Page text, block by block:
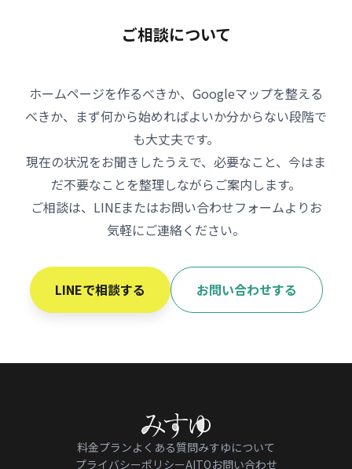
ご相談について
ホームページを作るべきか、Googleマップを整える
べきか、まず何から始めればよいか分からない段階で
も大丈夫です。
現在の状況をお聞きしたうえで、必要なこと、今はま
だ不要なことを整理しながらご案内します。
ご相談は、LINEまたはお問い合わせフォームよりお
気軽にご連絡ください。
LINEで相談する お問い合わせする
料金プランよくある質問みすゆについて
プライバシーポリシーAITOお問い合わせ